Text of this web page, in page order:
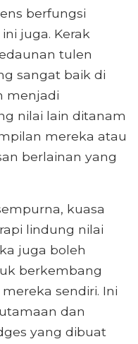
berfungsi
juga. Kerak
tulen
sangat baik di
menjadi
nilai lain ditanam
mereka atau
berlainan yang
kuasa
lindung nilai
juga boleh
berkembang
sendiri. Ini
dan
yang dibuat